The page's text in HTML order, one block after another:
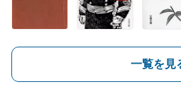
一覧を見